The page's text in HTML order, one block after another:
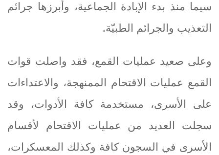
سيما منذ بدء الإبادة الجماعية، وأبرزها جرائم
التعذيب والجرائم الطبيّة.
وعلى صعيد عمليات القمع، فقد واصلت قوات
القمع عمليات الاقتحام الممنهجة، والاعتداءات
على الأسرى، مستخدمة كافة الأدوات، وقد
سجلت العديد من عمليات الاقتحام لأقسام
الأسرى في السجون كافة وكذلك المعسكرات،